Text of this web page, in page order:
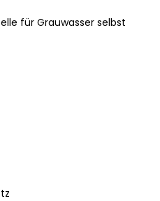
für Grauwasser selbst